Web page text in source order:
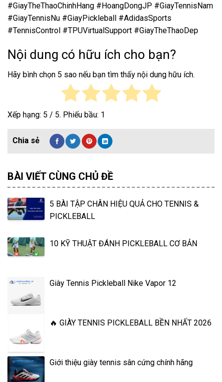
#GiayTheThaoChinhHang #HoangDongJP #GiayTennisNam
#GiayTennisNu #GiayPickleball #AdidasSports
#TennisControl #TPUVirtualSupport #GiayTheThaoDep
Nội dung có hữu ích cho bạn?
Hãy bình chọn 5 sao nếu bạn tìm thấy nội dung hữu ích.
Xếp hạng: 5 / 5. Phiếu bầu: 1
BÀI VIẾT CÙNG CHỦ ĐỀ
5 BÀI TẬP CHÂN HIỆU QUẢ CHO TENNIS &
PICKLEBALL
10 KỸ THUẬT ĐÁNH PICKLEBALL CƠ BẢN
Giày Tennis Pickleball Nike Vapor 12
🔥 GIÀY TENNIS PICKLEBALL BỀN NHẤT 2026
Giới thiệu giày tennis sân cứng chính hãng